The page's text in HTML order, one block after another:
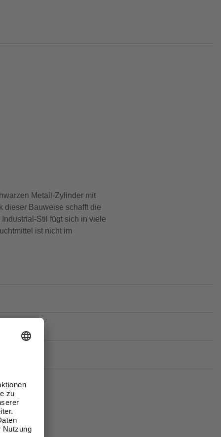
Metall-Zylinder mit
dieser Bauweise schafft die
Stil fügt sich in viele
ist nicht im